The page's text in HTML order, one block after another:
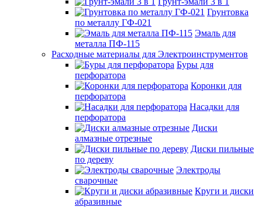
Грунтовка
по металлу ГФ-021
Эмаль для
металла ПФ-115
Расходные материалы для Электроинструментов
Буры для
перфоратора
Коронки для
перфоратора
Насадки для
перфоратора
Диски
алмазные отрезные
Диски пильные
по дереву
Электроды
сварочные
Круги и диски
абразивные